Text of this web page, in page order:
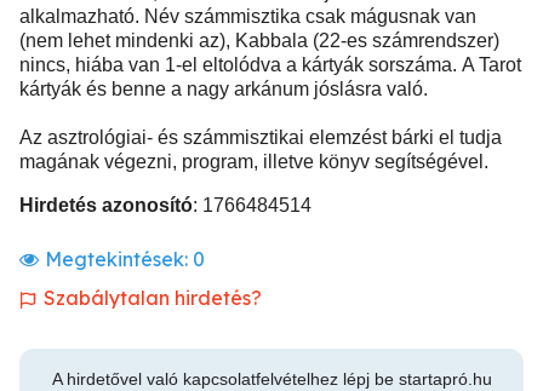
alkalmazható. Név számmisztika csak mágusnak van
(nem lehet mindenki az), Kabbala (22-es számrendszer)
nincs, hiába van 1-el eltolódva a kártyák sorszáma. A Tarot
kártyák és benne a nagy arkánum jóslásra való.
Az asztrológiai- és számmisztikai elemzést bárki el tudja
magának végezni, program, illetve könyv segítségével.
Hirdetés azonosító: 1766484514
Megtekintések: 0
Szabálytalan hirdetés?
A hirdetővel való kapcsolatfelvételhez lépj be startapró.hu